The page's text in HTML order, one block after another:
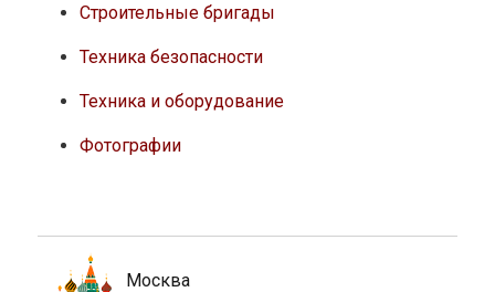
Строительные бригады
Техника безопасности
Техника и оборудование
Фотографии
Москва